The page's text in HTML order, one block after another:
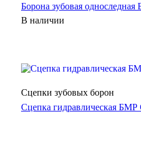
Борона зубовая
В наличии
Сцепки зубовых борон
Сцепка гидравлическая БМР